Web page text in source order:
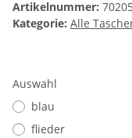
Artikelnummer:
Kategorie: Alle
Auswahl
blau
flieder